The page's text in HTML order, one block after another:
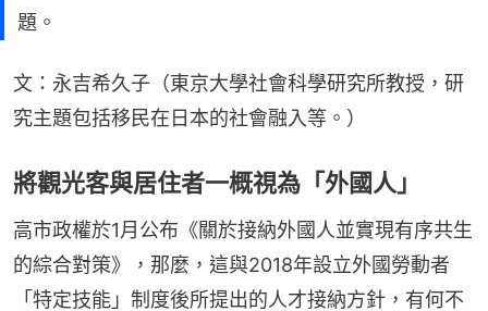
題。
文：永吉希久子（東京大學社會科學研究所教授，研
究主題包括移民在日本的社會融入等。）
將觀光客與居住者一概視為「外國人」
高市政權於1月公布《關於接納外國人並實現有序共生
的綜合對策》，那麼，這與2018年設立外國勞動者
「特定技能」制度後所提出的人才接納方針，有何不